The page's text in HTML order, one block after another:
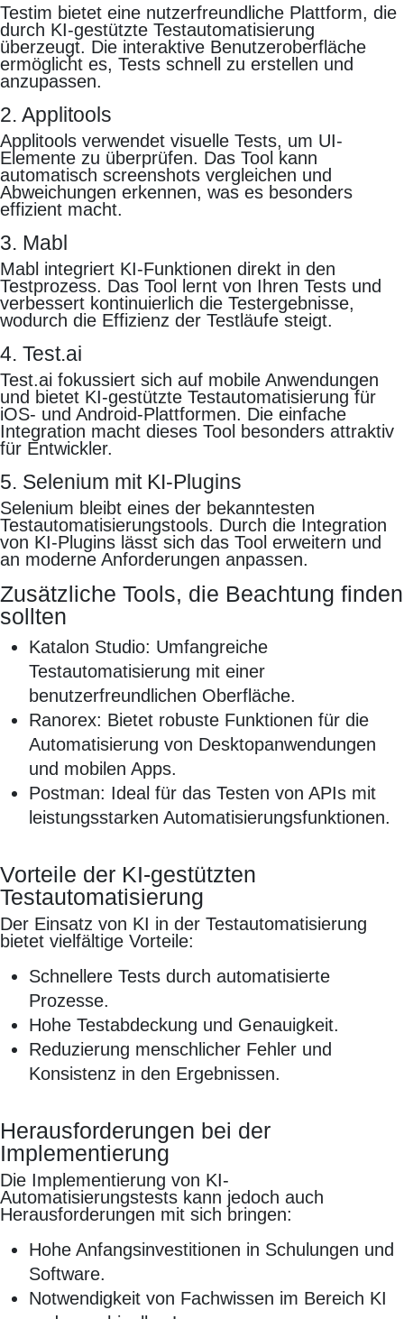
Testim bietet eine nutzerfreundliche Plattform, die
durch KI-gestützte Testautomatisierung
überzeugt. Die interaktive Benutzeroberfläche
ermöglicht es, Tests schnell zu erstellen und
anzupassen.
2. Applitools
Applitools verwendet visuelle Tests, um UI-
Elemente zu überprüfen. Das Tool kann
automatisch screenshots vergleichen und
Abweichungen erkennen, was es besonders
effizient macht.
3. Mabl
Mabl integriert KI-Funktionen direkt in den
Testprozess. Das Tool lernt von Ihren Tests und
verbessert kontinuierlich die Testergebnisse,
wodurch die Effizienz der Testläufe steigt.
4. Test.ai
Test.ai fokussiert sich auf mobile Anwendungen
und bietet KI-gestützte Testautomatisierung für
iOS- und Android-Plattformen. Die einfache
Integration macht dieses Tool besonders attraktiv
für Entwickler.
5. Selenium mit KI-Plugins
Selenium bleibt eines der bekanntesten
Testautomatisierungstools. Durch die Integration
von KI-Plugins lässt sich das Tool erweitern und
an moderne Anforderungen anpassen.
Zusätzliche Tools, die Beachtung finden
sollten
Katalon Studio: Umfangreiche
Testautomatisierung mit einer
benutzerfreundlichen Oberfläche.
Ranorex: Bietet robuste Funktionen für die
Automatisierung von Desktopanwendungen
und mobilen Apps.
Postman: Ideal für das Testen von APIs mit
leistungsstarken Automatisierungsfunktionen.
Vorteile der KI-gestützten
Testautomatisierung
Der Einsatz von KI in der Testautomatisierung
bietet vielfältige Vorteile:
Schnellere Tests durch automatisierte
Prozesse.
Hohe Testabdeckung und Genauigkeit.
Reduzierung menschlicher Fehler und
Konsistenz in den Ergebnissen.
Herausforderungen bei der
Implementierung
Die Implementierung von KI-
Automatisierungstests kann jedoch auch
Herausforderungen mit sich bringen:
Hohe Anfangsinvestitionen in Schulungen und
Software.
Notwendigkeit von Fachwissen im Bereich KI